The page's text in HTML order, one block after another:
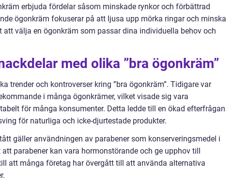
erbjuda fördelar såsom minskade rynkor och förbättrad
ögonkräm fokuserar på att ljusa upp mörka ringar och minska
välja en ögonkräm som passar dina individuella behov och
med olika ”bra ögonkräm”
trender och kontroverser kring ”bra ögonkräm”. Tidigare var
i många ögonkrämer, vilket visade sig vara
för många konsumenter. Detta ledde till en ökad efterfrågan
för naturliga och icke-djurtestade produkter.
gäller användningen av parabener som konserveringsmedel i
parabener kan vara hormonstörande och ge upphov till
att många företag har övergått till att använda alternativa